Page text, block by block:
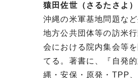
猿田佐世（さるたさよ
沖縄の米軍基地問題な
地方公共団体等の訪米
会における院内集会等
てる。著書に、『自発
縄・安保・原発・TPP